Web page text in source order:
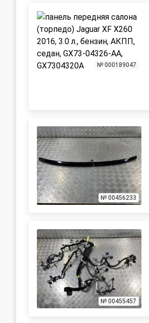
№ 000189047
№ 00456233
№ 00455457